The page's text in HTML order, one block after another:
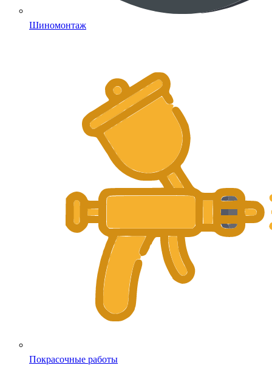
Шиномонтаж
Покрасочные работы